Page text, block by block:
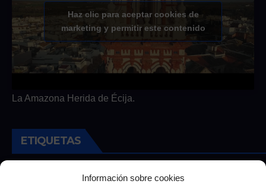
Información sobre cookies
Haz clic para aceptar cookies de
marketing y permitir este contenido
La Amazona Herida de Écija.
ETIQUETAS
Andalucía Cultura Deportes